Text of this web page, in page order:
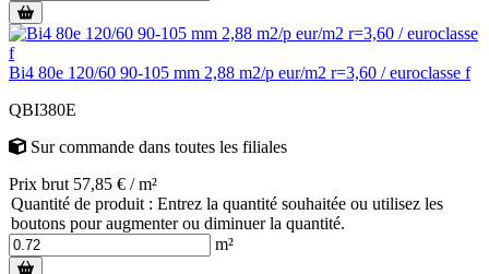
Bi4 80e 120/60 90-105 mm 2,88 m2/p eur/m2 r=3,60 / euroclasse f
QBI380E
Sur commande dans toutes les filiales
Prix brut 57,85 € / m²
Quantité de produit : Entrez la quantité souhaitée ou utilisez les
boutons pour augmenter ou diminuer la quantité.
m²